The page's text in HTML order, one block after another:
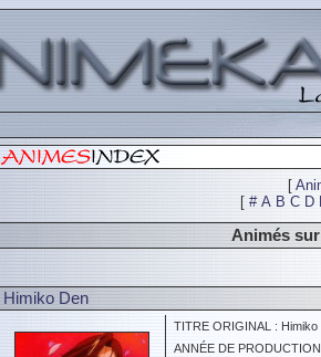
[
[ # A B C D
Animés
Himiko Den
TITRE ORIGINAL : Himiko
ANNÉE DE